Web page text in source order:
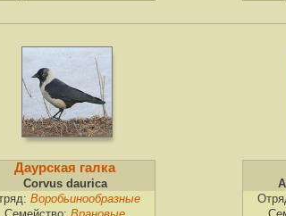
Даурская галка
Corvus daurica
Воробьинообразные